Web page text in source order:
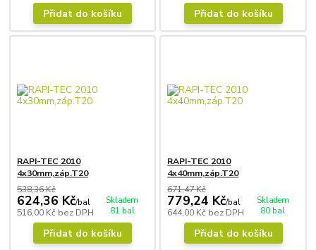
Přidat do košíku Přidat do košíku
RAPI-TEC 2010
4x30mm,záp.T20
538,36 Kč
624,36 Kč/bal
516,00 Kč bez DPH
Skladem
81 bal
Přidat do košíku
RAPI-TEC 2010
4x40mm,záp.T20
671,47 Kč
779,24 Kč/bal
644,00 Kč bez DPH
Skladem
80 bal
Přidat do košíku